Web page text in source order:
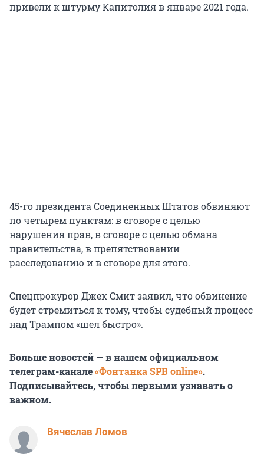
привели к штурму Капитолия в январе 2021 года.
45-го президента Соединенных Штатов обвиняют
по четырем пунктам: в сговоре с целью
нарушения прав, в сговоре с целью обмана
правительства, в препятствовании
расследованию и в сговоре для этого.
Спецпрокурор Джек Смит заявил, что обвинение
будет стремиться к тому, чтобы судебный процесс
над Трампом «шел быстро».
Больше новостей — в нашем официальном
телеграм-канале«Фонтанка SPB online».
Подписывайтесь, чтобы первыми узнавать о
важном.
Вячеслав Ломов